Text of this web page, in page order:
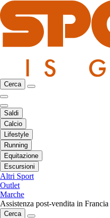
Cerca
Saldi
Calcio
Lifestyle
Running
Equitazione
Escursioni
Altri Sport
Outlet
Marche
Assistenza post-vendita in Francia
Cerca